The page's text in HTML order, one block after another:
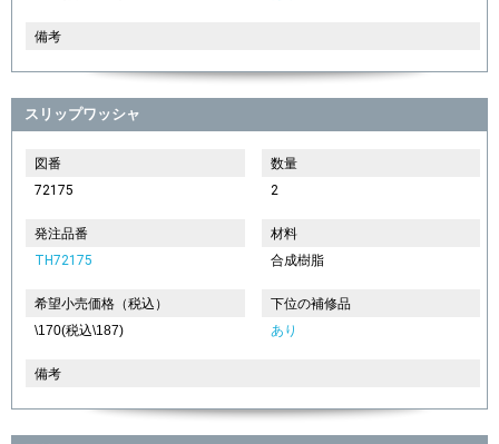
備考
スリップワッシャ
図番
72175
数量
2
発注品番
TH72175
材料
合成樹脂
希望小売価格（税込）
\170(税込\187)
下位の補修品
あり
備考